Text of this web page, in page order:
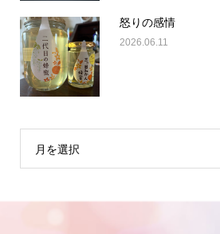
怒りの感情
2026.06.11
月を選択